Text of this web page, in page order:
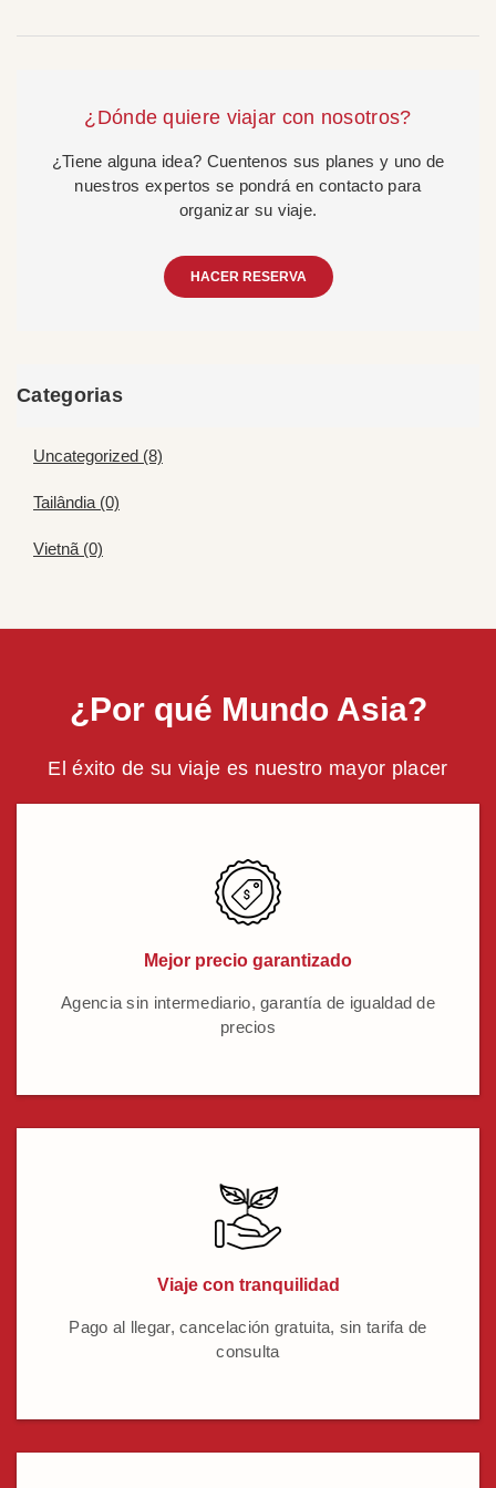
¿Dónde quiere viajar con nosotros?
¿Tiene alguna idea? Cuentenos sus planes y uno de
nuestros expertos se pondrá en contacto para
organizar su viaje.
HACER RESERVA
Categorias
Uncategorized (8)
Tailândia (0)
Vietnã (0)
¿Por qué Mundo Asia?
El éxito de su viaje es nuestro mayor placer
Mejor precio garantizado
Agencia sin intermediario, garantía de igualdad de
precios
Viaje con tranquilidad
Pago al llegar, cancelación gratuita, sin tarifa de
consulta